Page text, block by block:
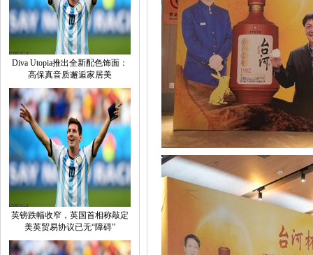
DivaUtopia推出全新配色饰面：
高保真音质邂逅家居美
英镑跌幅收窄，英国首相称敲定
美英贸易协议已无“障碍”